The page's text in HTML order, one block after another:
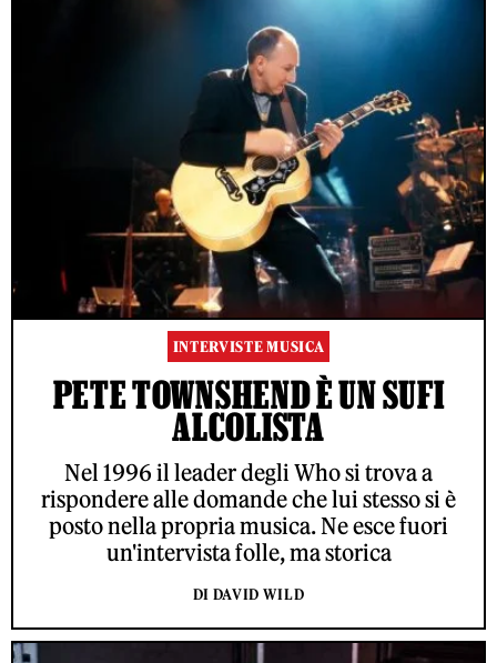
INTERVISTE MUSICA
PETE TOWNSHEND È UN SUFI
ALCOLISTA
Nel 1996 il leader degli Who si trova a
rispondere alle domande che lui stesso si è
posto nella propria musica. Ne esce fuori
un'intervista folle, ma storica
DI DAVID WILD